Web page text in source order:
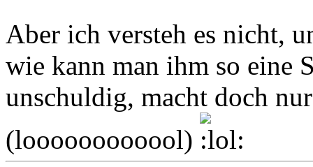
Aber ich versteh es nicht,
wie kann man ihm so eine
unschuldig, macht doch
(loooooooooool)